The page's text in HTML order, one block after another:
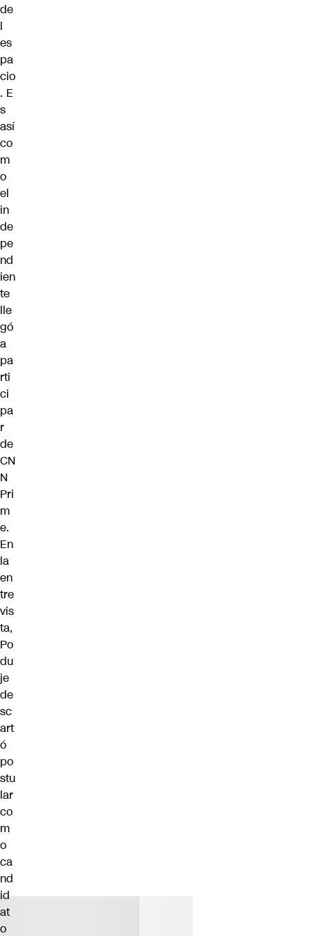
de
l
es
pa
cio
. E
s
así
co
m
o
el
in
de
pe
nd
ien
te
lle
gó
a
pa
rti
ci
pa
r
de
CN
N
Pri
m
e.
En
la
en
tre
vis
ta,
Po
du
je
de
sc
art
ó
po
stu
lar
co
m
o
ca
nd
id
at
o